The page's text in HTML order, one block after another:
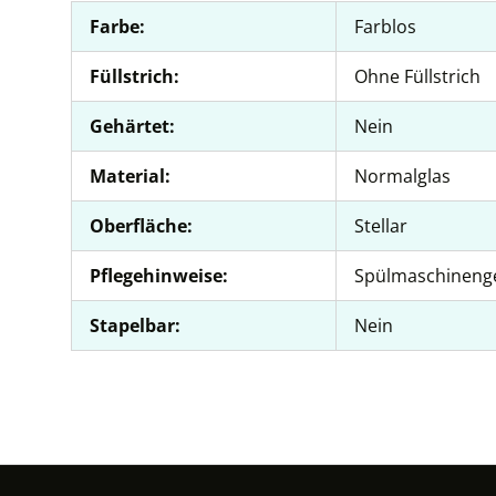
Farbe: Farblos
Füllstrich: Ohne Füllstrich
Gehärtet: Nein
Material: Normalglas
Oberfläche: Stellar
Pflegehinweise:
Stapelbar: Nein